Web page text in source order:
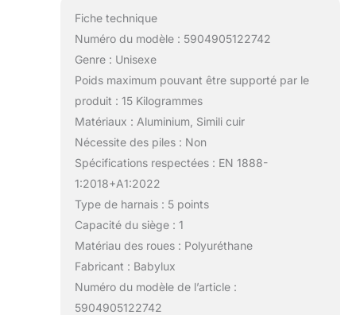
Fiche technique
Numéro du modèle : 5904905122742
Genre : Unisexe
Poids maximum pouvant être supporté par le
produit : 15 Kilogrammes
Matériaux : Aluminium, Simili cuir
Nécessite des piles : Non
Spécifications respectées : EN 1888-
1:2018+A1:2022
Type de harnais : 5 points
Capacité du siège : 1
Matériau des roues : Polyuréthane
Fabricant : Babylux
Numéro du modèle de l’article :
5904905122742